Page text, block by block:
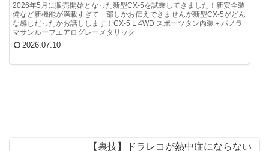
2026年5月に販売開始となった新型CX-5を試乗してきました！新安全装
備など新機能が満載すぎて一部しかお伝えできませんが新型CX-5がどん
な感じだったかお話しします！CX-5 L 4WD スポーツタン内装＋パノラ
マサンルーフエアログレーメタリック
2026.07.10
【裏技】ドラレコが熱中症にならない